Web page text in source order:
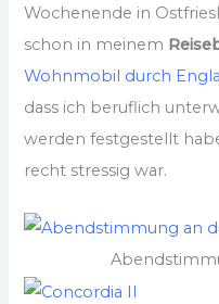
Wochenende in
schon in meinem
Wohnmobil durch
dass ich beruflich
werden festgestellt
recht stressig war.